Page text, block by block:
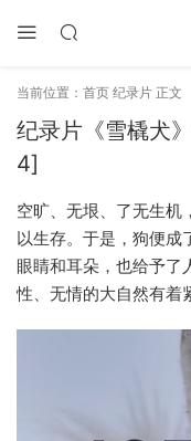
当前位置： 首页 纪录片 正文
纪录片《雪橇犬
4]
空旷、无垠、了无生机
以生存。于是，狗便成
眼睛和耳朵，也给予了
性、无情的大自然有着